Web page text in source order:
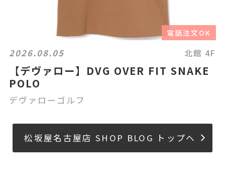
電話注文OK
2026.08.05 北館 4F
【デヴァロー】DVG OVER FIT SNAKE
POLO
デヴァローゴルフ
松坂屋名古屋店 SHOP BLOG トップへ